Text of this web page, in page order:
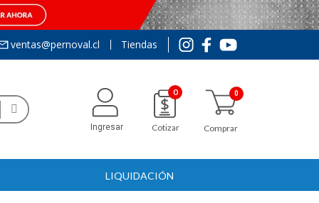
ventas@pernoval.cl Tiendas
Ingresar
0
Cotizar Comprar
LIQUIDACIÓN